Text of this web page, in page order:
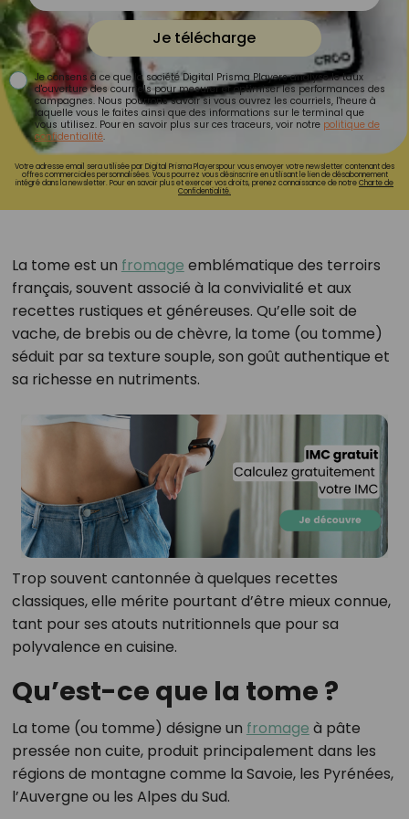
Je télécharge
Je consens à ce que la société Digital Prisma Players analyse le taux
d'ouverture des courriels pour mesurer et optimiser les performances des
campagnes. Nous pourrons savoir si vous ouvrez les courriels, l'heure à
laquelle vous le faites ainsi que des informations sur le terminal que
vous utilisez. Pour en savoir plus sur ces traceurs, voir notre politique de
confidentialité.
Votre adresse email sera utilisée par Digital Prisma Playerspour vous envoyer votre newsletter contenant des
offres commerciales personnalisées. Vous pourrez vous désinscrire en utilisant le lien de désabonnement
intégré dans la newsletter. Pour en savoir plus et exercer vos droits, prenez connaissance de notreCharte de
Confidentialité.
La tome est un fromage emblématique des terroirs
français, souvent associé à la convivialité et aux
recettes rustiques et généreuses. Qu’elle soit de
vache, de brebis ou de chèvre, la tome (ou tomme)
séduit par sa texture souple, son goût authentique et
sa richesse en nutriments.
Trop souvent cantonnée à quelques recettes
classiques, elle mérite pourtant d’être mieux connue,
tant pour ses atouts nutritionnels que pour sa
polyvalence en cuisine.
Qu’est-ce que la tome ?
La tome (ou tomme) désigne un fromage à pâte
pressée non cuite, produit principalement dans les
régions de montagne comme la Savoie, les Pyrénées,
l’Auvergne ou les Alpes du Sud.